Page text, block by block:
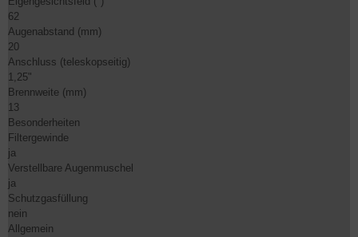
62
Augenabstand (mm)
20
Anschluss (teleskopseitig)
1,25"
Brennweite (mm)
13
Besonderheiten
Filtergewinde
ja
Verstellbare Augenmuschel
ja
Schutzgasfüllung
nein
Allgemein